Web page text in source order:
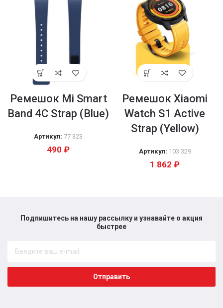
Ремешок Mi Smart
Band 4C Strap (Blue)
Артикул: 77 323
490 ₽
Ремешок Xiaomi
Watch S1 Active
Strap (Yellow)
Артикул: 103 329
1 862 ₽
Подпишитесь на нашу рассылку и узнавайте о акция
быстрее​
Отправить